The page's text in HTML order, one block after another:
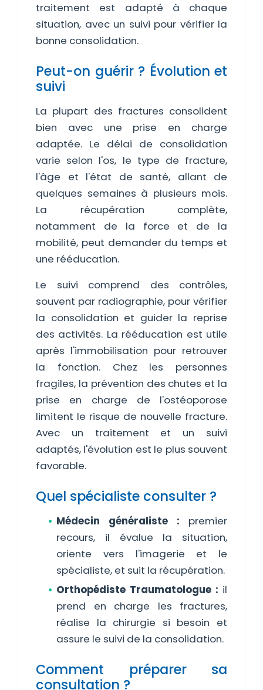
traitement est adapté à chaque
situation, avec un suivi pour vérifier la
bonne consolidation.
Peut-on guérir ? Évolution et
suivi
La plupart des fractures consolident
bien avec une prise en charge
adaptée. Le délai de consolidation
varie selon l'os, le type de fracture,
l'âge et l'état de santé, allant de
quelques semaines à plusieurs mois.
La récupération complète,
notamment de la force et de la
mobilité, peut demander du temps et
une rééducation.
Le suivi comprend des contrôles,
souvent par radiographie, pour vérifier
la consolidation et guider la reprise
des activités. La rééducation est utile
après l'immobilisation pour retrouver
la fonction. Chez les personnes
fragiles, la prévention des chutes et la
prise en charge de l'ostéoporose
limitent le risque de nouvelle fracture.
Avec un traitement et un suivi
adaptés, l'évolution est le plus souvent
favorable.
Quel spécialiste consulter ?
Médecin généraliste : premier
recours, il évalue la situation,
oriente vers l'imagerie et le
spécialiste, et suit la récupération.
Orthopédiste Traumatologue : il
prend en charge les fractures,
réalise la chirurgie si besoin et
assure le suivi de la consolidation.
Comment préparer sa
consultation ?